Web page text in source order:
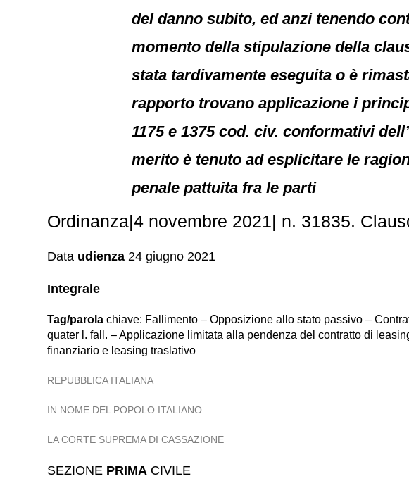
del danno subito, ed anzi tenendo
momento della stipulazione della
stata tardivamente eseguita o è
rapporto trovano applicazione i
1175 e 1375 cod. civ. conformativi
merito è tenuto ad esplicitare le
penale pattuita fra le parti
Ordinanza|4 novembre 2021| n. 31835.
Data udienza 24 giugno 2021
Integrale
Tag/parola chiave: Fallimento – Opposizione allo stato passivo –
quater l. fall. – Applicazione limitata alla pendenza del contratto di
finanziario e leasing traslativo
REPUBBLICA ITALIANA
IN NOME DEL POPOLO ITALIANO
LA CORTE SUPREMA DI CASSAZIONE
SEZIONE PRIMA CIVILE